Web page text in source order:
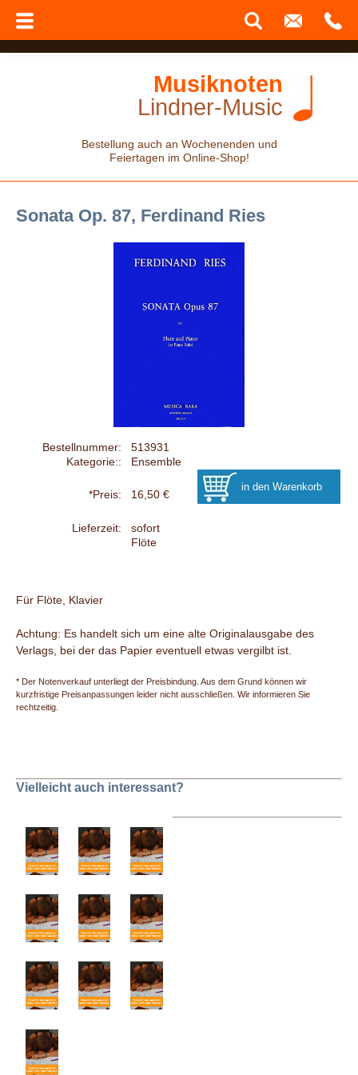
Musiknoten
Lindner-Music
Bestellung auch an Wochenenden und
Feiertagen im Online-Shop!
Sonata Op. 87, Ferdinand Ries
Bestellnummer:
513931
Kategorie::
Ensemble
*Preis: 16,50 €
Lieferzeit:
sofort
Flöte
Für Flöte, Klavier
Achtung: Es handelt sich um eine alte Originalausgabe des
Verlags, bei der das Papier eventuell etwas vergilbt ist.
* Der Notenverkauf unterliegt der Preisbindung. Aus dem Grund können wir
kurzfristige Preisanpassungen leider nicht ausschließen. Wir informieren Sie
rechtzeitig.
Vielleicht auch interessant?